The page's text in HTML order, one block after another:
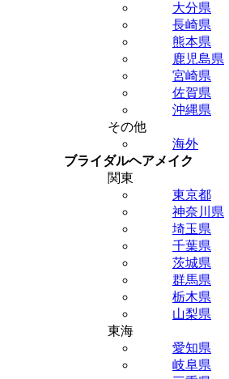
大分県
長崎県
熊本県
鹿児島県
宮崎県
佐賀県
沖縄県
その他
海外
ブライダルヘアメイク
関東
東京都
神奈川県
埼玉県
千葉県
茨城県
群馬県
栃木県
山梨県
東海
愛知県
岐阜県